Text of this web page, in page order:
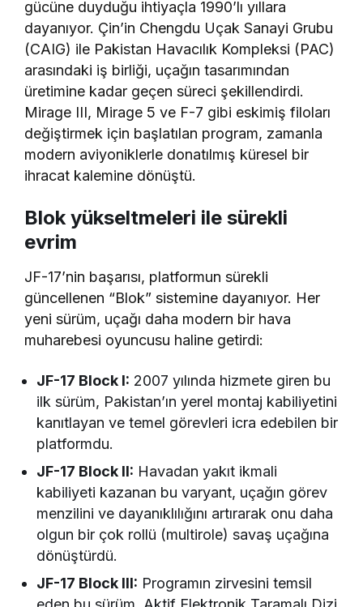
gücüne duyduğu ihtiyaçla 1990’lı yıllara
dayanıyor. Çin’in Chengdu Uçak Sanayi Grubu
(CAIG) ile Pakistan Havacılık Kompleksi (PAC)
arasındaki iş birliği, uçağın tasarımından
üretimine kadar geçen süreci şekillendirdi.
Mirage III, Mirage 5 ve F-7 gibi eskimiş filoları
değiştirmek için başlatılan program, zamanla
modern aviyoniklerle donatılmış küresel bir
ihracat kalemine dönüştü.
Blok yükseltmeleri ile sürekli
evrim
JF-17’nin başarısı, platformun sürekli
güncellenen “Blok” sistemine dayanıyor. Her
yeni sürüm, uçağı daha modern bir hava
muharebesi oyuncusu haline getirdi:
JF-17 Block I: 2007 yılında hizmete giren bu
ilk sürüm, Pakistan’ın yerel montaj kabiliyetini
kanıtlayan ve temel görevleri icra edebilen bir
platformdu.
JF-17 Block II: Havadan yakıt ikmali
kabiliyeti kazanan bu varyant, uçağın görev
menzilini ve dayanıklılığını artırarak onu daha
olgun bir çok rollü (multirole) savaş uçağına
dönüştürdü.
JF-17 Block III: Programın zirvesini temsil